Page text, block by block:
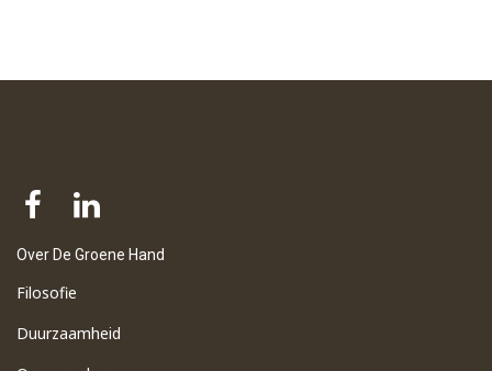
Over De Groene Hand
Filosofie
Duurzaamheid